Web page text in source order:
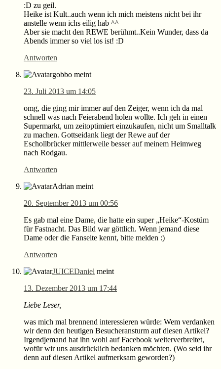
:D zu geil.
Heike ist Kult..auch wenn ich mich meistens nicht bei ihr
anstelle wenn ichs eilig hab ^^
Aber sie macht den REWE berühmt..Kein Wunder, dass da
Abends immer so viel los ist! :D
Antworten
gobbo meint
23. Juli 2013 um 14:05
omg, die ging mir immer auf den Zeiger, wenn ich da mal
schnell was nach Feierabend holen wollte. Ich geh in einen
Supermarkt, um zeitoptimiert einzukaufen, nicht um Smalltalk
zu machen. Gottseidank liegt der Rewe auf der
Eschollbrücker mittlerweile besser auf meinem Heimweg
nach Rodgau.
Antworten
Adrian meint
20. September 2013 um 00:56
Es gab mal eine Dame, die hatte ein super „Heike“-Kostüm
für Fastnacht. Das Bild war göttlich. Wenn jemand diese
Dame oder die Fanseite kennt, bitte melden :)
Antworten
JUICEDaniel meint
13. Dezember 2013 um 17:44
Liebe Leser,
was mich mal brennend interessieren würde: Wem verdanken
wir denn den heutigen Besucheransturm auf diesen Artikel?
Irgendjemand hat ihn wohl auf Facebook weiterverbreitet,
wofür wir uns ausdrücklich bedanken möchten. (Wo seid ihr
denn auf diesen Artikel aufmerksam geworden?)